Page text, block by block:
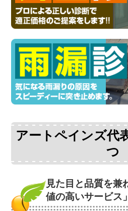
アートペインズ代
つ
見た目と品質を兼
値の高いサービス